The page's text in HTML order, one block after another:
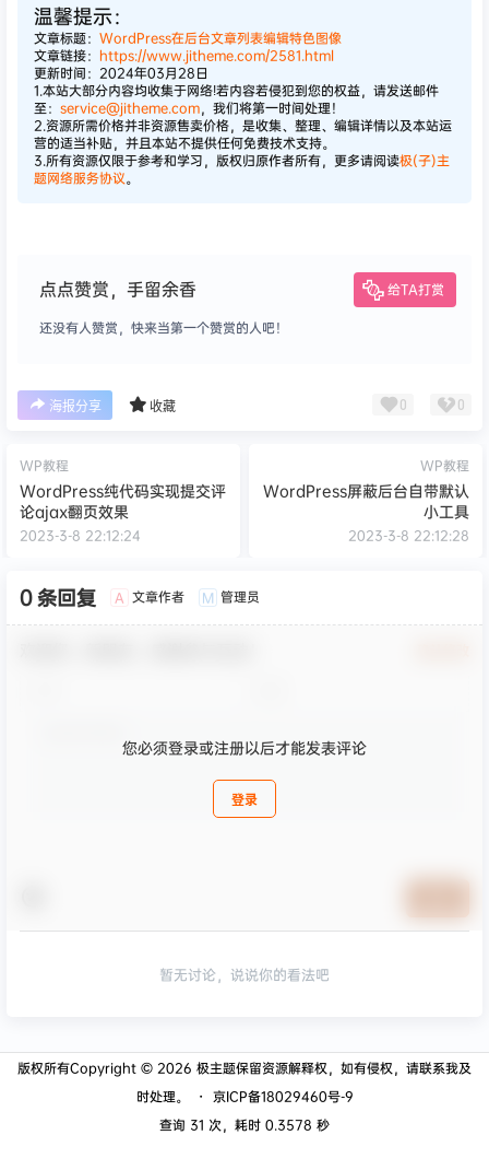
温馨提示：
文章标题： WordPress在后台文章列表编辑特色图像
文章链接： https://www.jitheme.com/2581.html
更新时间：2024年03月28日
1.本站大部分内容均收集于网络!若内容若侵犯到您的权益，请发送邮件
至： service@jitheme.com，我们将第一时间处理！
2.资源所需价格并非资源售卖价格，是收集、整理、编辑详情以及本站运
营的适当补贴，并且本站不提供任何免费技术支持。
3.所有资源仅限于参考和学习，版权归原作者所有，更多请阅读极(子)主
题网络服务协议。
点点赞赏，手留余香 给TA打赏
还没有人赞赏，快来当第一个赞赏的人吧！
海报分享 收藏 0 0
WP教程
WordPress纯代码实现提交评
论ajax翻页效果
2023-3-8 22:12:24
WP教程
WordPress屏蔽后台自带默认
小工具
2023-3-8 22:12:28
0 条回复 A 文章作者 M 管理员
您必须登录或注册以后才能发表评论
登录
暂无讨论，说说你的看法吧
版权所有Copyright © 2026 极主题保留资源解释权，如有侵权，请联系我及
时处理。
・ 京ICP备18029460号-9
查询 31 次，耗时 0.3578 秒